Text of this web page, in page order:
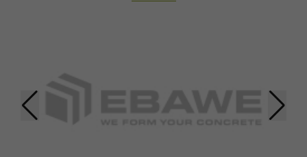
Have any questions?
+44 1234 567 890